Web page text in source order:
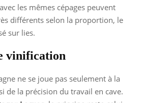
les mêmes cépages peuvent
différents selon la proportion, le
sur lies.
vinification
ne se joue pas seulement à la
de la précision du travail en cave.